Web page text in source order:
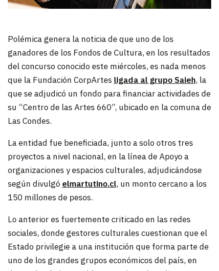
Polémica genera la noticia de que uno de los
ganadores de los Fondos de Cultura, en los resultados
del concurso conocido este miércoles, es nada menos
que la Fundación CorpArtes ligada al grupo Saieh, la
que se adjudicó un fondo para financiar actividades de
su “Centro de las Artes 660”, ubicado en la comuna de
Las Condes.
La entidad fue beneficiada, junto a solo otros tres
proyectos a nivel nacional, en la línea de Apoyo a
organizaciones y espacios culturales, adjudicándose
según divulgó elmartutino.cl, un monto cercano a los
150 millones de pesos.
Lo anterior es fuertemente criticado en las redes
sociales, donde gestores culturales cuestionan que el
Estado privilegie a una institución que forma parte de
uno de los grandes grupos económicos del país, en